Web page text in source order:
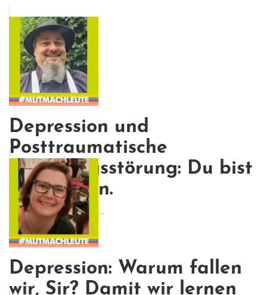
Depression und
Posttraumatische
Belastungsstörung: Du bist
nicht allein.
Und vielleicht sind wir g...
Depression: Warum fallen
wir, Sir? Damit wir lernen